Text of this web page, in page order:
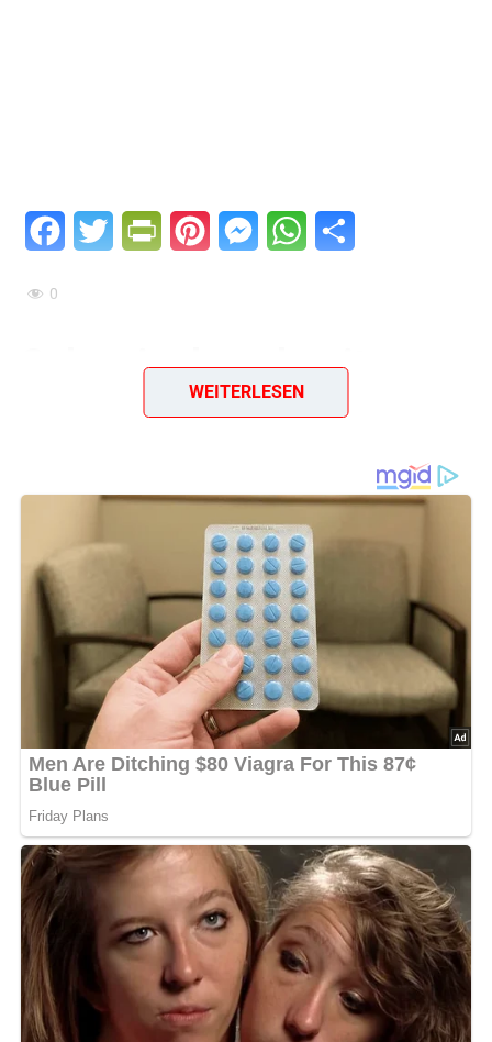
FacebookTwitter PrintFriendly
PinterestMessengerWhatsApp
0
Schweinebauch mit
Kohlrüben
Ein einfaches & geniales DDR-Rezept aus dem Jahr 1987
Diese Zutaten brauchen wir…
500 g Schweinebauch
900 g gelbe Kohlrüben
2 Zwiebeln
500 g Kartoffeln
Salz
Pfeffer
1/2 Teelöffel Kümmel
1 Eßlöffel Mehl
20 g Schmalz
Lob, Kritik, Fragen oder Anregungen zum Rezept?
Dann hinterlasse doch bitte einen Kommentar am
Ende dieser Seite & auch eine Bewertung!
Und so wird es gemacht…
WEITERLESEN